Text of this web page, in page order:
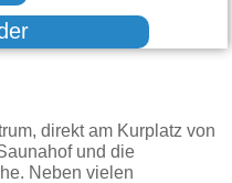
direkt am Kurplatz von
und die
Neben vielen